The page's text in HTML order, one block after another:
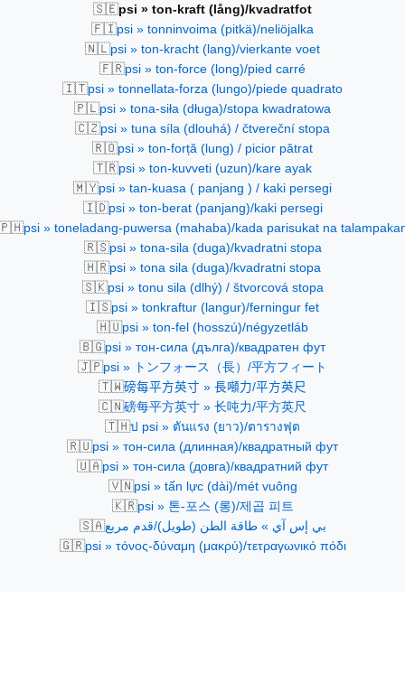
🇸🇪psi » ton-kraft (lång)/kvadratfot
🇫🇮psi » tonninvoima (pitkä)/neliöjalka
🇳🇱psi » ton-kracht (lang)/vierkante voet
🇫🇷psi » ton-force (long)/pied carré
🇮🇹psi » tonnellata-forza (lungo)/piede quadrato
🇵🇱psi » tona-siła (długa)/stopa kwadratowa
🇨🇿psi » tuna síla (dlouhá) / čtvereční stopa
🇷🇴psi » ton-forță (lung) / picior pătrat
🇹🇷psi » ton-kuvveti (uzun)/kare ayak
🇲🇾psi » tan-kuasa ( panjang ) / kaki persegi
🇮🇩psi » ton-berat (panjang)/kaki persegi
psi » toneladang-puwersa (mahaba)/kada parisukat na
🇷🇸psi » tona-sila (duga)/kvadratni stopa
🇭🇷psi » tona sila (duga)/kvadratni stopa
🇸🇰psi » tonu sila (dlhý) / štvorcová stopa
🇮🇸psi » tonkraftur (langur)/ferningur fet
🇭🇺psi » ton-fel (hosszú)/négyzetláb
🇧🇬psi » тон-сила (дълга)/квадратен фут
🇯🇵psi » トンフォース（長）/平方フィート
🇹🇼磅每平方英寸 » 長噸力/平方英尺
🇨🇳磅每平方英寸 » 长吨力/平方英尺
🇹🇭ป psi » ตันแรง (ยาว)/ตารางฟุต
🇷🇺psi » тон-сила (длинная)/квадратный фут
🇺🇦psi » тон-сила (довга)/квадратний фут
🇻🇳psi » tấn lực (dài)/mét vuông
🇰🇷psi » 톤-포스 (롱)/제곱 피트
🇸🇦بي إس آي » طاقة الطن (طويل)/قدم مربع
🇬🇷psi » τόνος-δύναμη (μακρύ)/τετραγωνικό πόδι